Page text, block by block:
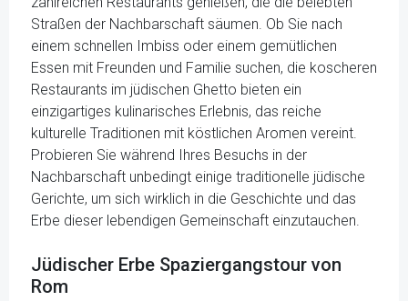
Straßen der Nachbarschaft säumen. Ob Sie nach
einem schnellen Imbiss oder einem gemütlichen
Essen mit Freunden und Familie suchen, die koscheren
Restaurants im jüdischen Ghetto bieten ein
einzigartiges kulinarisches Erlebnis, das reiche
kulturelle Traditionen mit köstlichen Aromen vereint.
Probieren Sie während Ihres Besuchs in der
Nachbarschaft unbedingt einige traditionelle jüdische
Gerichte, um sich wirklich in die Geschichte und das
Erbe dieser lebendigen Gemeinschaft einzutauchen.
Jüdischer Erbe Spaziergangstour von
Rom